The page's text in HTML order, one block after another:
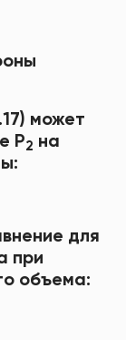
может
Р2 на
для
при
объема: